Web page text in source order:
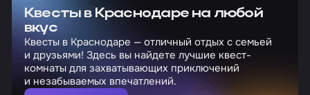
Квесты в Краснодаре на любой
вкус
Квесты в Краснодаре — отличный отдых с семьей
и друзьями! Здесь вы найдете лучшие квест-
комнаты для захватывающих приключений
и незабываемых впечатлений.